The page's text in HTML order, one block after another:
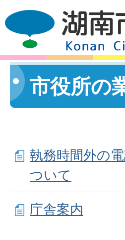
市役所の
執務時間外の
ついて
庁舎案内